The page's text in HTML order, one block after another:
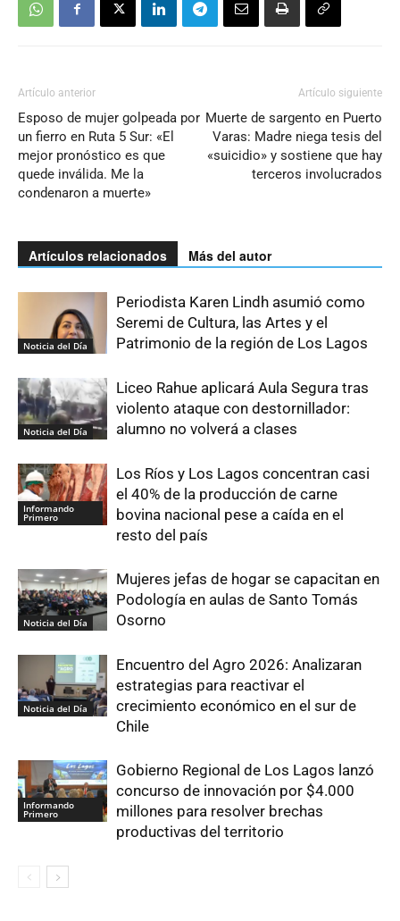
Artículo anterior
Esposo de mujer golpeada por
un fierro en Ruta 5 Sur: «El
mejor pronóstico es que
quede inválida. Me la
condenaron a muerte»
Artículo siguiente
Muerte de sargento en Puerto
Varas: Madre niega tesis del
«suicidio» y sostiene que hay
terceros involucrados
Artículos relacionados Más del autor
Noticia del Día
Periodista Karen Lindh asumió como
Seremi de Cultura, las Artes y el
Patrimonio de la región de Los Lagos
Noticia del Día
Liceo Rahue aplicará Aula Segura tras
violento ataque con destornillador:
alumno no volverá a clases
Informando
Primero
Los Ríos y Los Lagos concentran casi
el 40% de la producción de carne
bovina nacional pese a caída en el
resto del país
Noticia del Día
Mujeres jefas de hogar se capacitan en
Podología en aulas de Santo Tomás
Osorno
Noticia del Día
Encuentro del Agro 2026: Analizaran
estrategias para reactivar el
crecimiento económico en el sur de
Chile
Informando
Primero
Gobierno Regional de Los Lagos lanzó
concurso de innovación por $4.000
millones para resolver brechas
productivas del territorio